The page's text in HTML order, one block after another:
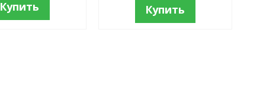
Купить Купить